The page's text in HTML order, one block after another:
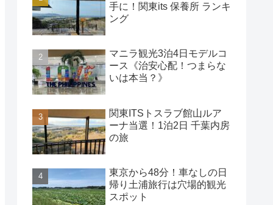
手に！関東its 保養所 ランキ
ング
マニラ観光3泊4日モデルコ
ース《治安心配！つまらな
いは本当？》
関東ITSトスラブ館山ルア
ーナ当選！1泊2日 千葉内房
の旅
東京から48分！車なしの日
帰り土浦旅行は穴場的観光
スポット